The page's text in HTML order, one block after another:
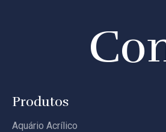
Produtos
Aquário Acrílico